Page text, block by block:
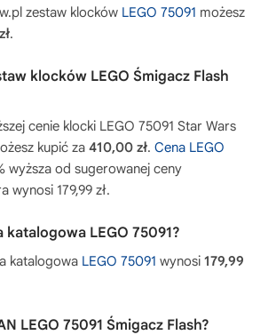
zestaw klocków LEGO 75091 możesz
.
klocków LEGO Śmigacz Flash
cenie klocki LEGO 75091 Star Wars
kupić za 410,00 zł. Cena LEGO
wyższa od sugerowanej ceny
wynosi 179,99 zł.
katalogowa LEGO 75091?
katalogowa LEGO 75091 wynosi 179,99
LEGO 75091 Śmigacz Flash?